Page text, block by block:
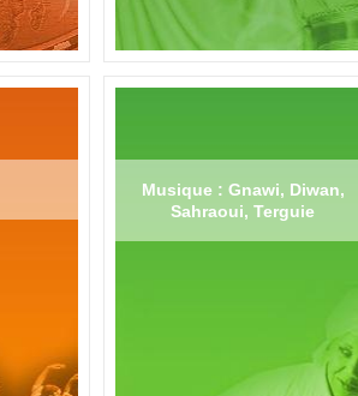
Musique : Gnawi, Diwan,
Sahraoui, Terguie